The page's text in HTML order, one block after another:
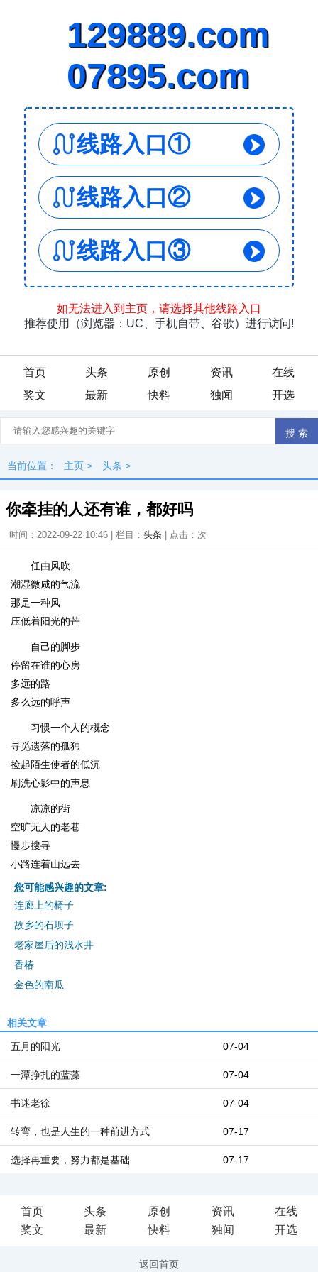
首页 头条 原创 资讯
在线
奖文
最新 快料 独闻 开选
当前位置： 主页 > 头条 >
你牵挂的人还有谁，都好吗
时间：2022-09-22 10:46 | 栏目： 头条 | 点击： 次
任由风吹
潮湿微咸的气流
那是一种风
压低着阳光的芒
自己的脚步
停留在谁的心房
多远的路
多么远的呼声
习惯一个人的概念
寻觅遗落的孤独
捡起陌生使者的低沉
刷洗心影中的声息
凉凉的街
空旷无人的老巷
慢步搜寻
小路连着山远去
您可能感兴趣的文章:
连廊上的椅子
故乡的石坝子
老家屋后的浅水井
香椿
金色的南瓜
相关文章
07-04
五月的阳光
07-04
一潭挣扎的蓝藻
07-04
书迷老徐
07-17
转弯，也是人生的一种前进方式
07-17
选择再重要，努力都是基础
首页 头条 原创 资讯
在线
奖文
最新 快料 独闻 开选
返回首页